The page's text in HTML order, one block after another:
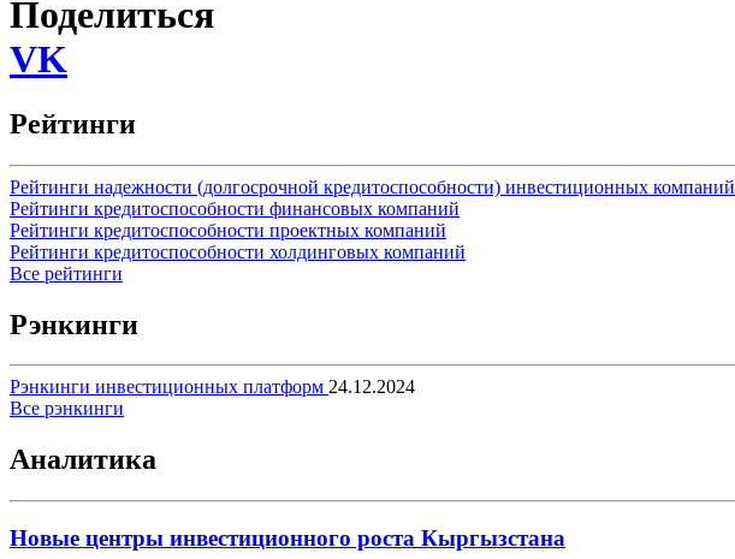
Поделиться
VK
Рейтинги
Рейтинги надежности (долгосрочной кредитоспособности) инвестиционных компаний
Рейтинги кредитоспособности финансовых компаний
Рейтинги кредитоспособности проектных компаний
Рейтинги кредитоспособности холдинговых компаний
Все рейтинги
Рэнкинги
Рэнкинги инвестиционных платформ 24.12.2024
Все рэнкинги
Аналитика
Новые центры инвестиционного роста Кыргызстана